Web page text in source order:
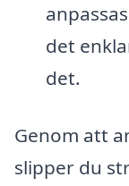
det
det.
Genom att
slipper du